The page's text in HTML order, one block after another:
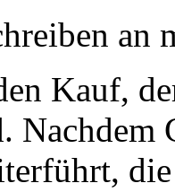
Kauf,
Nachdem